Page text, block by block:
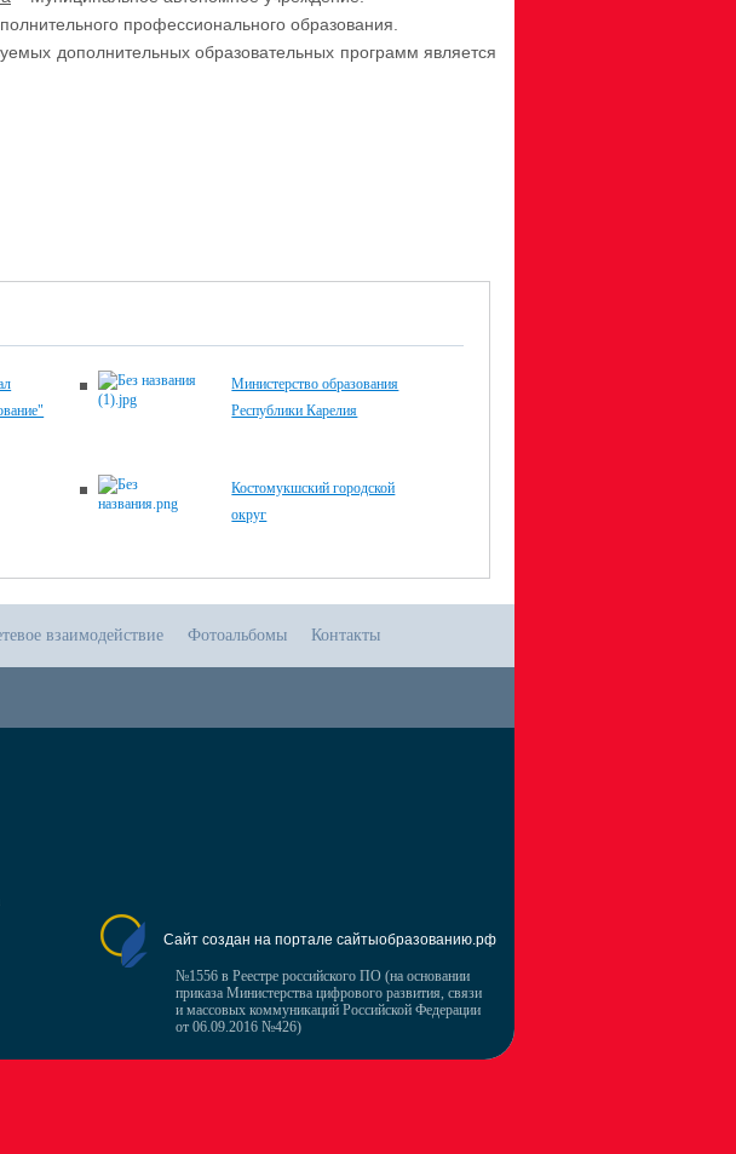
профессионального образования.
дополнительных образовательных программ является
Министерство образования
Республики Карелия
Костомукшский городской
округ
взаимодействие Фотоальбомы Контакты
Сайт создан на портале сайтыобразованию.рф
№1556 в Реестре российского ПО (на основании
приказа Министерства цифрового развития, связи
и массовых коммуникаций Российской Федерации
от 06.09.2016 №426)